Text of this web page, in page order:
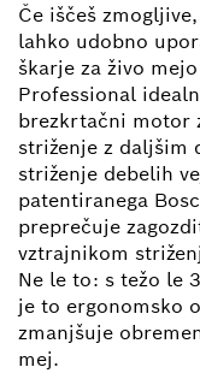
Če iščeš
lahko udobno
škarje za živo
Professional
brezkrtačni motor
striženje z daljšim
striženje debelih
patentiranega
preprečuje
vztrajnikom
Ne le to: s težo le
je to ergonomsko
zmanjšuje
mej.